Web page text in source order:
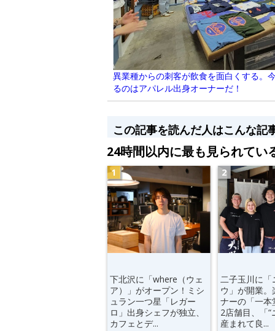
異業種からの刺客が飲食を面白くする。
るのはアパレル出身オーナーだ！
この記事を読んだ人はこんな記
24時間以内に最も見られてい
下北沢に「where（ウェ
ア）」がオープン！ミシ
ュラン一つ星「レガー
ロ」出身シェフが独立、
カフェとデ...
二子玉川に
ウ」が開業
ナーの「一本
2店舗目、「
産まれて良...